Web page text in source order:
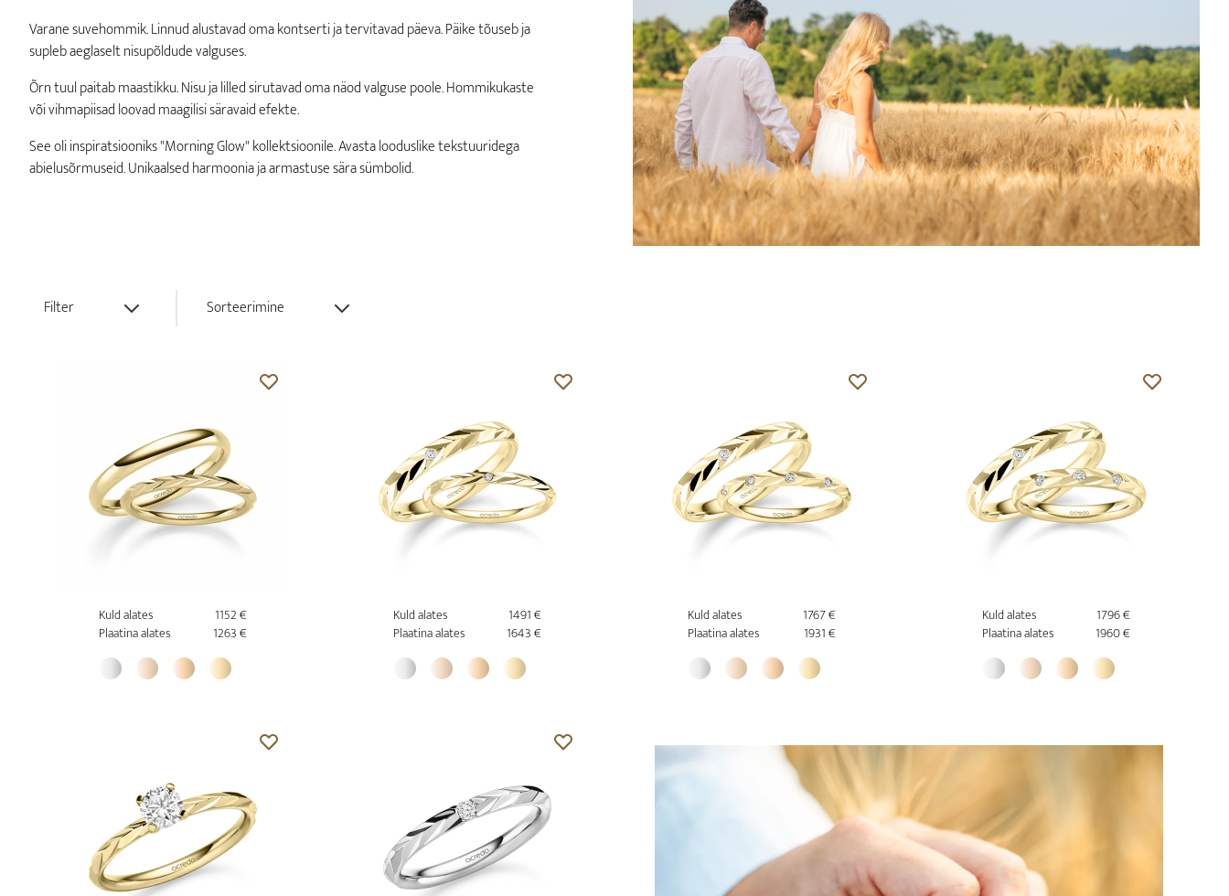
Varane suvehommik. Linnud alustavad oma kontserti ja tervitavad päeva. Päike tõuseb ja
supleb aeglaselt nisupõldude valguses.
Õrn tuul paitab maastikku. Nisu ja lilled sirutavad oma näod valguse poole. Hommikukaste
või vihmapiisad loovad maagilisi säravaid efekte.
See oli inspiratsiooniks "Morning Glow" kollektsioonile. Avasta looduslike tekstuuridega
abielusõrmuseid. Unikaalsed harmoonia ja armastuse sära sümbolid.
Filter Sorteerimine
Kuld alates
1152 €
Plaatina alates
1263 €
Kuld alates
1491 €
Plaatina alates
1643 €
Kuld alates
1767 €
Plaatina alates
1931 €
Kuld alates
1796 €
Plaatina alates
1960 €